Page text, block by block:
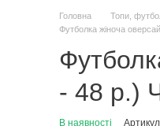
Головна Топи,
Футболка жіноча
- 48 р.)
В наявності